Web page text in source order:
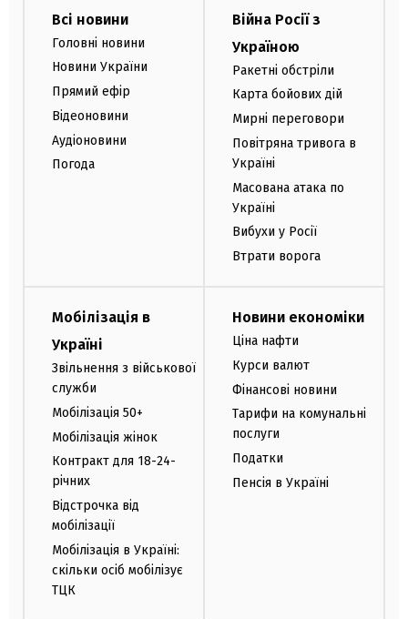
Всі новини
Головні новини
Новини України
Прямий ефір
Відеоновини
Аудіоновини
Погода
Війна Росії з
Україною
Ракетні обстріли
Карта бойових дій
Мирні переговори
Повітряна тривога в
Україні
Масована атака по
Україні
Вибухи у Росії
Втрати ворога
Мобілізація в
Україні
Звільнення з військової
служби
Мобілізація 50+
Мобілізація жінок
Контракт для 18-24-
річних
Відстрочка від
мобілізації
Мобілізація в Україні:
скільки осіб мобілізує
ТЦК
Новини економіки
Ціна нафти
Курси валют
Фінансові новини
Тарифи на комунальні
послуги
Податки
Пенсія в Україні